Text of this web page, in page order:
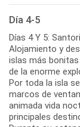
Día 4-5
Días 4 Y 5:
Alojamiento y
islas más bonitas
de la enorme
Por toda la isla
marcos de
animada vida
principales